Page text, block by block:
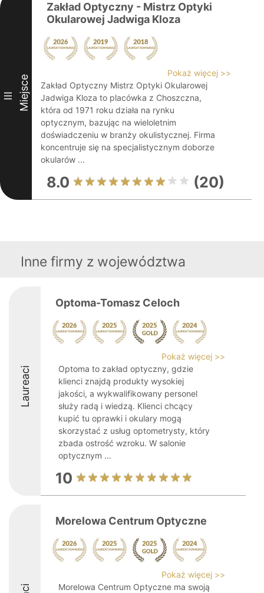
III Miejsce
Zakład Optyczny - Mistrz Optyki
Okularowej Jadwiga Kloza
Pokaż więcej >>
Zakład Optyczny Mistrz Optyki Okularowej
Jadwiga Kloza to placówka z Choszczna,
która od 1971 roku działa na rynku
optycznym, bazując na wieloletnim
doświadczeniu w branży okulistycznej. Firma
koncentruje się na specjalistycznym doborze
okularów ...
8.0 (20)
Inne firmy z województwa
Laureaci
Optoma-Tomasz Celoch
Pokaż więcej >>
Optoma to zakład optyczny, gdzie
klienci znajdą produkty wysokiej
jakości, a wykwalifikowany personel
służy radą i wiedzą. Klienci chcący
kupić tu oprawki i okulary mogą
skorzystać z usług optometrysty, który
zbada ostrość wzroku. W salonie
optycznym ...
10
Morelowa Centrum Optyczne
Pokaż więcej >>
Morelowa Centrum Optyczne ma swoją